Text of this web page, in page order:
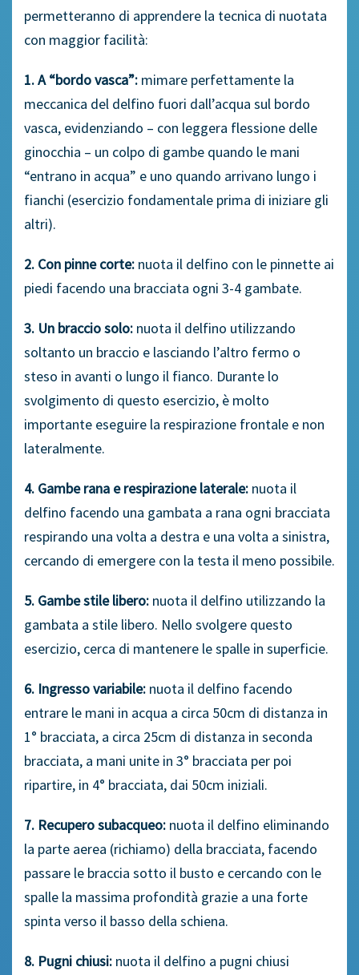
permetteranno di apprendere la tecnica di nuotata
con maggior facilità:
1. A “bordo vasca”: mimare perfettamente la
meccanica del delfino fuori dall’acqua sul bordo
vasca, evidenziando – con leggera flessione delle
ginocchia – un colpo di gambe quando le mani
“entrano in acqua” e uno quando arrivano lungo i
fianchi (esercizio fondamentale prima di iniziare gli
altri).
2. Con pinne corte: nuota il delfino con le pinnette ai
piedi facendo una bracciata ogni 3-4 gambate.
3. Un braccio solo: nuota il delfino utilizzando
soltanto un braccio e lasciando l’altro fermo o
steso in avanti o lungo il fianco. Durante lo
svolgimento di questo esercizio, è molto
importante eseguire la respirazione frontale e non
lateralmente.
4. Gambe rana e respirazione laterale: nuota il
delfino facendo una gambata a rana ogni bracciata
respirando una volta a destra e una volta a sinistra,
cercando di emergere con la testa il meno possibile.
5. Gambe stile libero: nuota il delfino utilizzando la
gambata a stile libero. Nello svolgere questo
esercizio, cerca di mantenere le spalle in superficie.
6. Ingresso variabile: nuota il delfino facendo
entrare le mani in acqua a circa 50cm di distanza in
1° bracciata, a circa 25cm di distanza in seconda
bracciata, a mani unite in 3° bracciata per poi
ripartire, in 4° bracciata, dai 50cm iniziali.
7. Recupero subacqueo: nuota il delfino eliminando
la parte aerea (richiamo) della bracciata, facendo
passare le braccia sotto il busto e cercando con le
spalle la massima profondità grazie a una forte
spinta verso il basso della schiena.
8. Pugni chiusi: nuota il delfino a pugni chiusi